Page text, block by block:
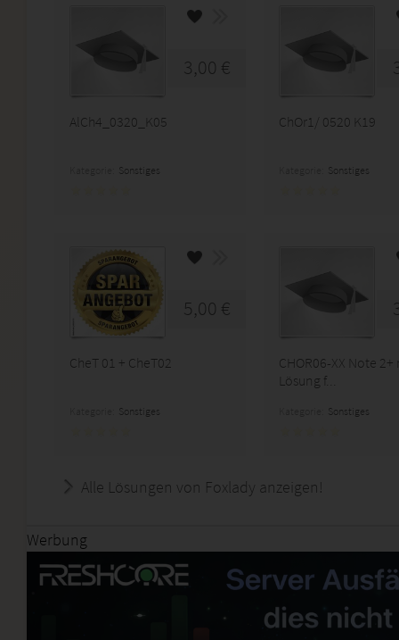
3,00 €
AlCh4_0320_K05
Sonstiges
ChOr1/ 0520 K19
Sonstiges
5,00 €
CheT 01 + CheT02
Sonstiges
CHOR06-XX Note
Lösung f...
Sonstiges
Alle Lösungen von Foxlady anzeigen!
Werbung